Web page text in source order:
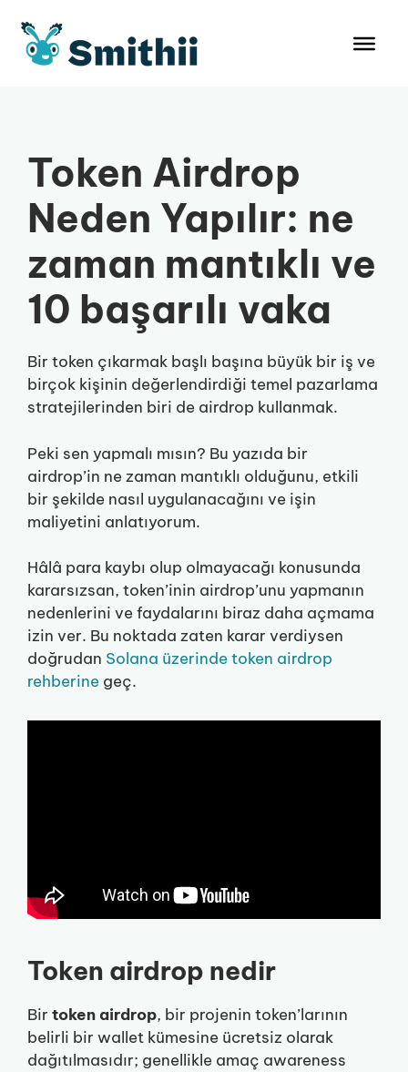
atla
Token Airdrop
Neden Yapılır: ne
zaman mantıklı ve
10 başarılı vaka
Bir token çıkarmak başlı başına büyük bir iş ve
birçok kişinin değerlendirdiği temel pazarlama
stratejilerinden biri de airdrop kullanmak.
Peki sen yapmalı mısın? Bu yazıda bir
airdrop’in ne zaman mantıklı olduğunu, etkili
bir şekilde nasıl uygulanacağını ve işin
maliyetini anlatıyorum.
Hâlâ para kaybı olup olmayacağı konusunda
kararsızsan, token’inin airdrop’unu yapmanın
nedenlerini ve faydalarını biraz daha açmama
izin ver. Bu noktada zaten karar verdiysen
doğrudan Solana üzerinde token airdrop
rehberine geç.
Token airdrop nedir
Bir token airdrop, bir projenin token’larının
belirli bir wallet kümesine ücretsiz olarak
dağıtılmasıdır; genellikle amaç awareness